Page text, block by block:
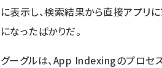
に表示し、検索結果から直接アプリ
になったばかりだ。
グーグルは、App Indexingのプロセ